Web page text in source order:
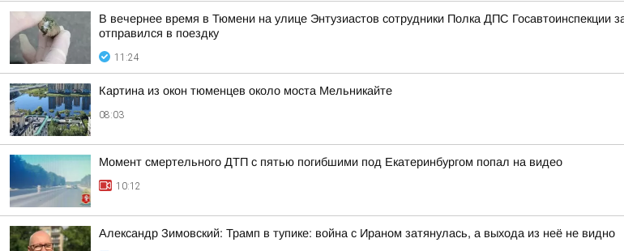
В вечернее время в Тюмени на улице Энтузиастов сотрудники Полка ДПС Госавтоинспекции
отправился в поездку
11:24
Картина из окон тюменцев около моста Мельникайте
08:03
Момент смертельного ДТП с пятью погибшими под Екатеринбургом попал на видео
10:12
Александр Зимовский: Трамп в тупике: война с Ираном затянулась, а выхода из неё не видно